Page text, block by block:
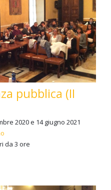
pubblica (II
2020 e 14 giugno 2021
da 3 ore